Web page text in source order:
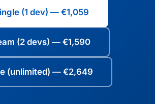
(1 dev) — €1,059
(2 devs) — €1,590
(unlimited) — €2,649